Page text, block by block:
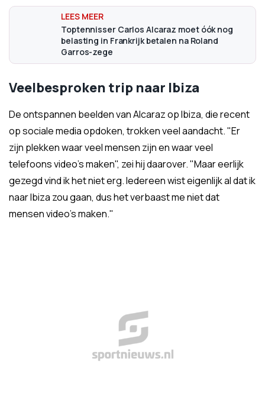
Toptennisser Carlos Alcaraz moet óók nog
belasting in Frankrijk betalen na Roland
Garros-zege
Veelbesproken trip naar Ibiza
De ontspannen beelden van Alcaraz op Ibiza, die recent
op sociale media opdoken, trokken veel aandacht. "Er
zijn plekken waar veel mensen zijn en waar veel
telefoons video's maken", zei hij daarover. "Maar eerlijk
gezegd vind ik het niet erg. Iedereen wist eigenlijk al dat ik
naar Ibiza zou gaan, dus het verbaast me niet dat
mensen video's maken."